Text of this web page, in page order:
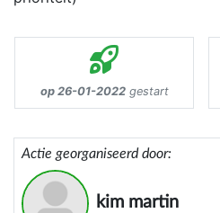
op 26-01-2022gestart
Actie georganiseerd door:
kim martin